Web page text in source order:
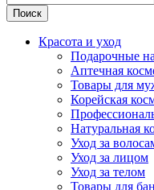
Поиск
Красота и уход
Подарочные
Аптечная
Товары для
Корейская
Натуральная
Уход за
Уход за лицом
Уход за телом
Товары для